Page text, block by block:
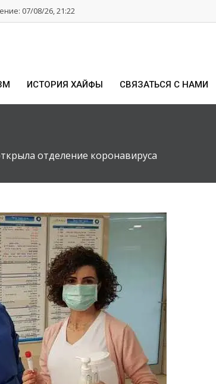
07/08/26, 21:22
ИСТОРИЯ ХАЙФЫ СВЯЗАТЬСЯ С НАМИ
отделение коронавируса